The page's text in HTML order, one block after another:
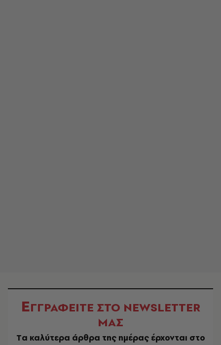
ΕΓΓΡΑΦΕΙΤΕ ΣΤΟ NEWSLETTER
ΜΑΣ
Tα καλύτερα άρθρα της ημέρας έρχονται στο